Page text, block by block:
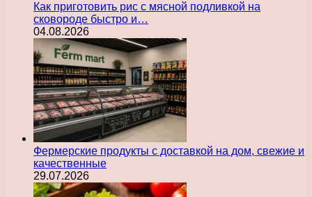
Как приготовить рис с мясной подливкой на
сковороде быстро и…
04.08.2026
Фермерские продукты с доставкой на дом, свежие и
качественные
29.07.2026